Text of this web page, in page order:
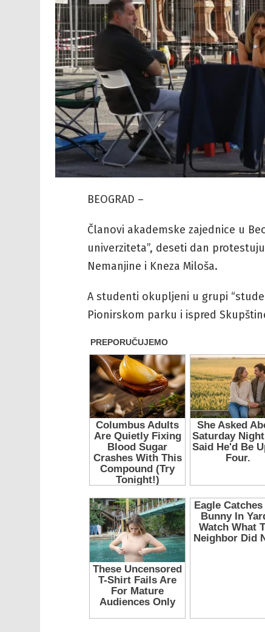
BEOGRAD –
Članovi akademske zajednice u
univerziteta”, deseti dan
Nemanjine i Kneza Miloša.
A studenti okupljeni u grupi
Pionirskom parku i ispred